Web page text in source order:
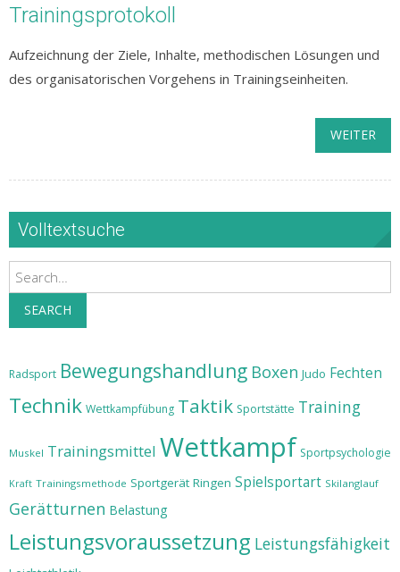
Trainingsprotokoll
Aufzeichnung der Ziele, Inhalte, methodischen Lösungen und
des organisatorischen Vorgehens in Trainingseinheiten.
WEITER
Volltextsuche
Search
SEARCH
Radsport Bewegungshandlung Boxen Judo Fechten
Technik Wettkampfübung Taktik Sportstätte Training
Muskel Trainingsmittel Wettkampf Sportpsychologie
Kraft Trainingsmethode Sportgerät Ringen Spielsportart Skilanglauf
Gerätturnen Belastung
Leistungsvoraussetzung Leistungsfähigkeit